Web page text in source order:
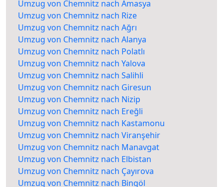
Umzug von Chemnitz nach Amasya
Umzug von Chemnitz nach Rize
Umzug von Chemnitz nach Ağrı
Umzug von Chemnitz nach Alanya
Umzug von Chemnitz nach Polatlı
Umzug von Chemnitz nach Yalova
Umzug von Chemnitz nach Salihli
Umzug von Chemnitz nach Giresun
Umzug von Chemnitz nach Nizip
Umzug von Chemnitz nach Ereğli
Umzug von Chemnitz nach Kastamonu
Umzug von Chemnitz nach Viranşehir
Umzug von Chemnitz nach Manavgat
Umzug von Chemnitz nach Elbistan
Umzug von Chemnitz nach Çayırova
Umzug von Chemnitz nach Bingöl